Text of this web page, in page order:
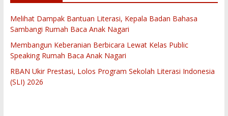
Melihat Dampak Bantuan Literasi, Kepala Badan Bahasa
Sambangi Rumah Baca Anak Nagari
Membangun Keberanian Berbicara Lewat Kelas Public
Speaking Rumah Baca Anak Nagari
RBAN Ukir Prestasi, Lolos Program Sekolah Literasi Indonesia
(SLI) 2026